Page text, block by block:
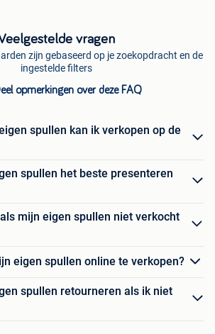
vragen
zijn gebaseerd op je zoekopdracht en de
ingestelde filters
opmerkingen over deze FAQ
spullen kan ik verkopen op de
spullen het beste presenteren
mijn eigen spullen niet verkocht
eigen spullen online te verkopen?
spullen retourneren als ik niet